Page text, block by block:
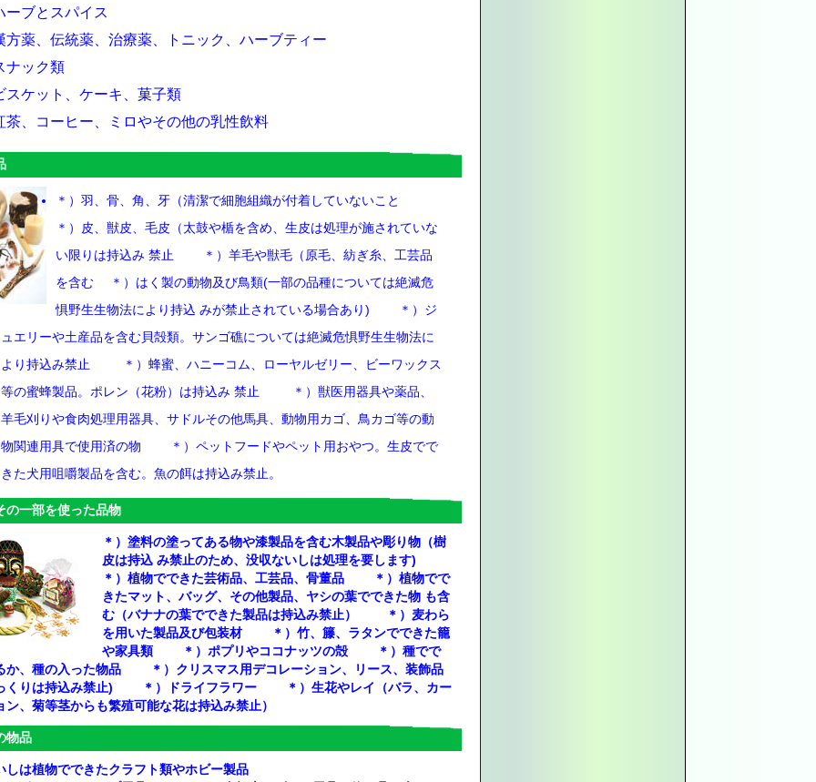
ーブとスパイス
方薬、伝統薬、治療薬、トニック、ハーブティー
ナック類
スケット、ケーキ、菓子類
茶、コーヒー、ミロやその他の乳性飲料
＊）羽、骨、角、牙（清潔で細胞組織が付着していないこと
＊）皮、獣皮、毛皮（太鼓や楯を含め、生皮は処理が施されていな
い限りは持込み 禁止 ＊）羊毛や獣毛（原毛、紡ぎ糸、工芸品
を含む ＊）はく製の動物及び鳥類(一部の品種については絶滅危
惧野生生物法により持込 みが禁止されている場合あり) ＊）ジ
ュエリーや土産品を含む貝殻類。サンゴ礁については絶滅危惧野生生物法に
より持込み禁止 ＊）蜂蜜、ハニーコム、ローヤルゼリー、ビーワックス
等の蜜蜂製品。ポレン（花粉）は持込み 禁止 ＊）獣医用器具や薬品、
羊毛刈りや食肉処理用器具、サドルその他馬具、動物用カゴ、鳥カゴ等の動
物関連用具で使用済の物 ＊）ペットフードやペット用おやつ。生皮でで
きた犬用咀嚼製品を含む。魚の餌は持込み禁止。
の一部を使った品物
＊）塗料の塗ってある物や漆製品を含む木製品や彫り物（樹
皮は持込 み禁止のため、没収ないしは処理を要します)
＊）植物でできた芸術品、工芸品、骨董品 ＊）植物でで
きたマット、バッグ、その他製品、ヤシの葉でできた物 も含
む（バナナの葉でできた製品は持込み禁止） ＊）麦わら
を用いた製品及び包装材 ＊）竹、籐、ラタンでできた籠
や家具類 ＊）ポプリやココナッツの殻 ＊）種でで
か、種の入った物品 ＊）クリスマス用デコレーション、リース、装飾品
くりは持込み禁止) ＊）ドライフラワー ＊）生花やレイ（バラ、カー
ン、菊等茎からも繁殖可能な花は持込み禁止）
物品
しは植物でできたクラフト類やホビー製品